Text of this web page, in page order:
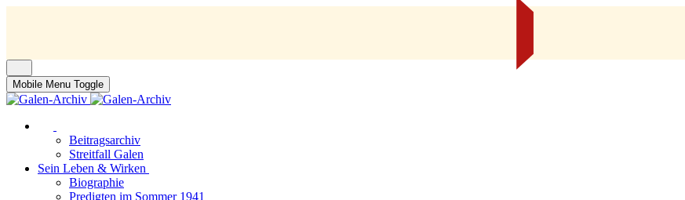
Mobile Menu Toggle
Beitragsarchiv
Streitfall Galen
Sein Leben & Wirken
Biographie
Predigten im Sommer 1941